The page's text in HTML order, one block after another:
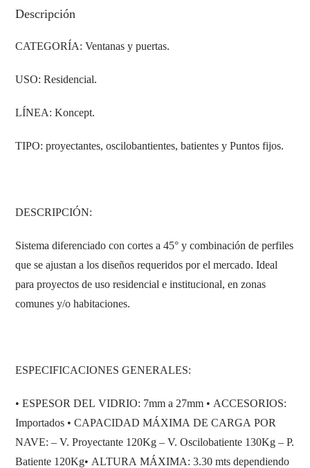
Descripción
CATEGORÍA: Ventanas y puertas.
USO: Residencial.
LÍNEA: Koncept.
TIPO: proyectantes, oscilobantientes, batientes y Puntos fijos.
DESCRIPCIÓN:
Sistema diferenciado con cortes a 45° y combinación de perfiles
que se ajustan a los diseños requeridos por el mercado. Ideal
para proyectos de uso residencial e institucional, en zonas
comunes y/o habitaciones.
ESPECIFICACIONES GENERALES:
• ESPESOR DEL VIDRIO: 7mm a 27mm • ACCESORIOS:
Importados • CAPACIDAD MÁXIMA DE CARGA POR
NAVE: – V. Proyectante 120Kg – V. Oscilobatiente 130Kg – P.
Batiente 120Kg• ALTURA MÁXIMA: 3.30 mts dependiendo